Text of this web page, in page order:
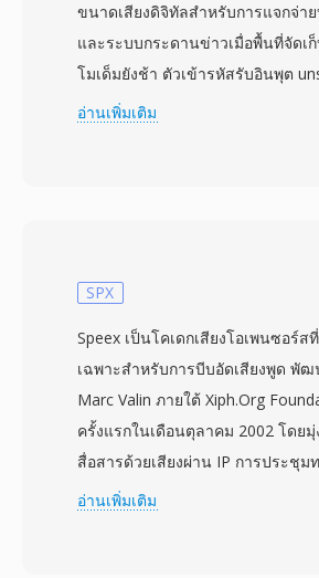
ขนาดเสียงดิจิทัลสำหรับการแจกจ่า
และระบบกระดานข่าวเมื่อพื้นที่จัดเ
โมเด็มยังช้า ตัวเข้ารหัสรับอินพุต
PCM คำนวณตารางความถี่ของค่า
Macintosh resource forks และเล่
กำหนดการแลกเปลี่ยนซอฟต์แวร์
ปลายทศวรรษ 1980 รูปแบบรองรับอั
สูงสุด 22.255 kHz ตรงกับความสาม
ของฮาร์ดแวร์เสียง Macintosh ดั้งเดิ
อย่าง SoX ยังคงรองรับการถอดรหัส
การบันทึกที่เก็บไว้ยังเข้าถึงได้หลายท
อ่านเพิ่มเติม
SPX
Speex เป็นโคเดกเสียงโอเพนซอร์
เฉพาะสำหรับการบีบอัดเสียงพูด พัฒ
Marc Valin ภายใต้ Xiph.Org
ครั้งแรกในเดือนตุลาคม 2002 โดยมุ่
สื่อสารด้วยเสียงผ่าน IP การประชุม
ทุกสถานการณ์ที่ต้องส่งเสียงพูดอย่าง
อ่านเพิ่มเติม